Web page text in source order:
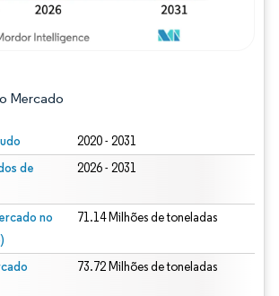
Mercado
2020 - 2031
de
2026 - 2031
no
71.14 Milhões de toneladas
73.72 Milhões de toneladas